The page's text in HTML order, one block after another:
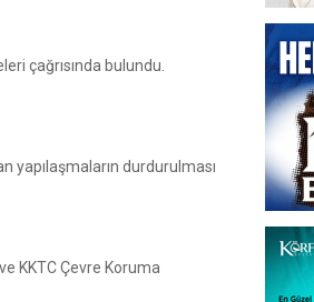
çağrısında bulundu.
yapılaşmaların durdurulması
KKTC Çevre Koruma